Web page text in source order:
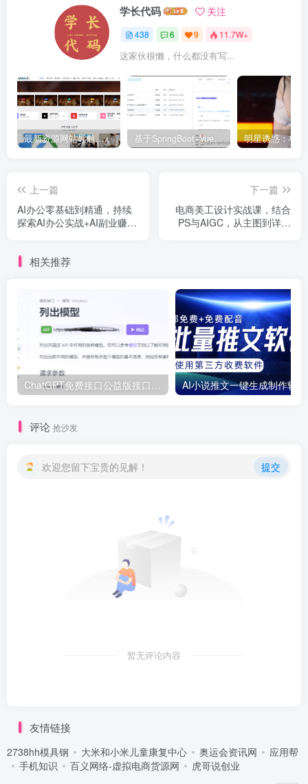
学长代码 关注
438 6 9 11.7W+
这家伙很懒，什么都没有写...
最新资源网站导航,让你的资源爆满！推荐5个优质互联网资源分享网站 基于SpringBoot+Vue.js智能考试系统(源码+文档+视频+包运行)
上一篇
AI办公零基础到精通，持续
探索AI办公实战+AI副业赚钱
下一篇
电商美工设计实战课，结合
PS与AIGC，从主图到详情
相关推荐
ChatGPT免费接口公益版接口！3.5与4.0接口模型最新分享
评论 抢沙发
欢迎您留下宝贵的见解！ 提交
暂无评论内容
友情链接
2738hh模具钢 大米和小米儿童康复中心 奥运会资讯网
应用帮
手机知识
百义网络-虚拟电商货源网 虎哥说创业